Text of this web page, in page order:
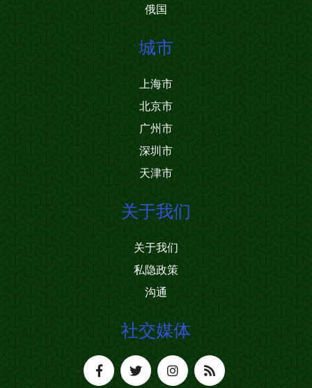
俄国
城市
上海市
北京市
广州市
深圳市
天津市
关于我们
关于我们
私隐政策
沟通
社交媒体